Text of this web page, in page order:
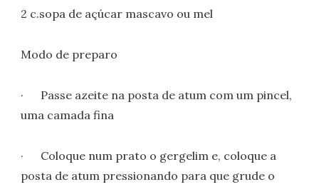
2 c.sopa de açúcar mascavo ou mel
Modo de preparo
· Passe azeite na posta de atum com um pincel,
uma camada fina
· Coloque num prato o gergelim e, coloque a
posta de atum pressionando para que grude o